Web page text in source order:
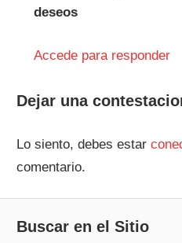
deseos
Accede para responder
Dejar una
Lo siento, debes estar
comentario.
Buscar en el Sitio